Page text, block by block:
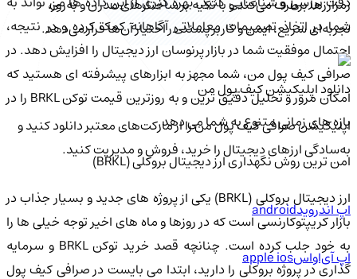
شما در اتخاذ تصمیمات معاملاتی آگاهانه کمک کرده و در نتیجه،
احتمال موفقیت شما در بازار پرنوسان ارز دیجیتال را افزایش دهد. در
صرافی کیف پول من، شما مجهز به ابزارهای پیشرفته ای هستید که
امکان مرور و تحلیل دقیق ترین و به روزترین قیمت توکن BRKL را در
بازه های زمانی متنوع به شما می دهد.
امن ترین روش نگهداری ارز دیجیتال بروکلی (BRKL)
ارز دیجیتال بروکلی (BRKL) یکی از پروژه های جدید و بسیار جذاب در
بازار کریپتوکارنسی است که در روزها و ماه های اخیر توجه خیلی ها را
به خود جلب کرده است. چنانچه قصد خرید توکن BRKL و سرمایه
گذاری در پروژه بروکلی را دارید، ابتدا می بایست در صرافی کیف پول
رمزارزها برطرف می‌کند و با تکیه بر ساختارهای مدرن و به‌روز،
تجربه‌ای سریع، ایمن و کاربرپسند در اختیار آن‌ها قرار می‌دهد.
دانلود اپلیکیشن کیف‌ پول من
اپلیکیشن صرافی کیف پول من را از مارکت‌های معتبر دانلود کنید و
به‌سادگی ارزهای دیجیتال را خرید، فروش و مدیریت کنید.
اپ اندرویدandroid
اپ آی‌او‌اسapple ios